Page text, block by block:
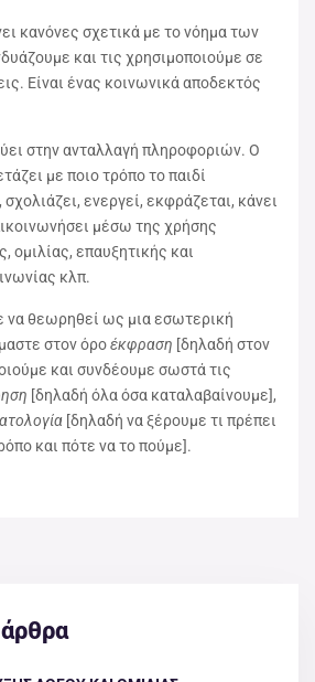
κανόνες σχετικά με το νόημα των
και τις χρησιμοποιούμε σε
Είναι ένας κοινωνικά αποδεκτός
στην ανταλλαγή πληροφοριών. Ο
με ποιο τρόπο το παιδί
ενεργεί, εκφράζεται, κάνει
μέσω της χρήσης
ομιλίας, επαυξητικής και
κλπ.
να θεωρηθεί ως μια εσωτερική
στον όροέκφραση [δηλαδή στον
και συνδέουμε σωστά τις
[δηλαδή όλα όσα καταλαβαίνουμε],
[δηλαδή να ξέρουμε τι πρέπει
και πότε να το πούμε].